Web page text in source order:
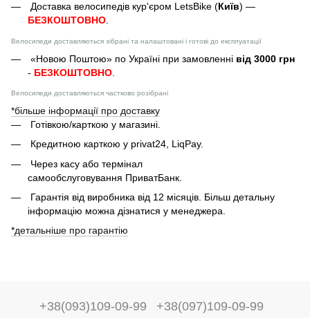
Доставка велосипедів кур'єром LetsBike (Київ) —
БЕЗКОШТОВНО
Велосипеди доставляються зібрані та налаштовані і готові до експлуатації
«Новою Поштою» по Україні при замовленні від 3000 грн
- БЕЗКОШТОВНО
Велосипеди доставляються частково розібрані
*більше інформації про доставку
Готівкою/карткою у магазині.
Кредитною карткою у privat24, LiqPay.
Через касу або термінал
самообслуговування ПриватБанк.
Гарантія від виробника від 12 місяців. Більш детальну
інформацію можна дізнатися у менеджера.
*детальніше про гарантію
+38(093)109-09-99 +38(097)109-09-99